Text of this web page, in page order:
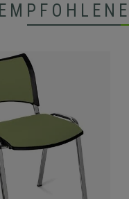
EMPFOHLENE